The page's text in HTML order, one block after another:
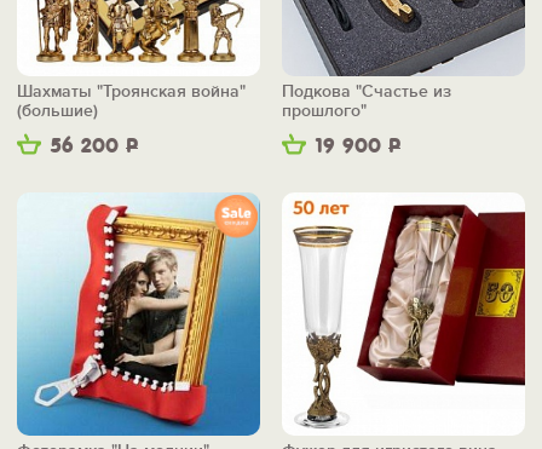
56 200 Р
Шахматы "Троянская война"
(большие)
19 900 Р
Подкова "Счастье из
прошлого"